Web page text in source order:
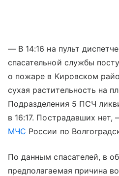
— В 14:16 на пульт
спасательной службы
о пожаре в Кировском
сухая растительность на
Подразделения 5 ПСЧ
в 16:17. Пострадавших нет,
МЧС России по
По данным спасателей, в
предполагаемая причина